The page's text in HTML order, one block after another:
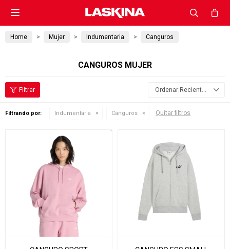

Home Mujer Indumentaria Canguros
CANGUROS MUJER
Recientes
Filtrando por: Indumentaria Canguros Quitar filtros